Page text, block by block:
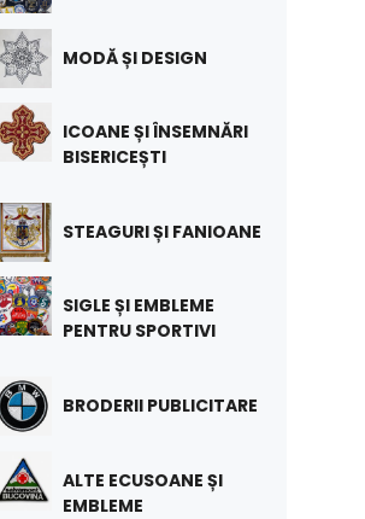
MODĂ ȘI DESIGN
ICOANE ȘI ÎNSEMNĂRI
BISERICEȘTI
STEAGURI ȘI FANIOANE
SIGLE ȘI EMBLEME
PENTRU SPORTIVI
BRODERII PUBLICITARE
ALTE ECUSOANE ȘI
EMBLEME